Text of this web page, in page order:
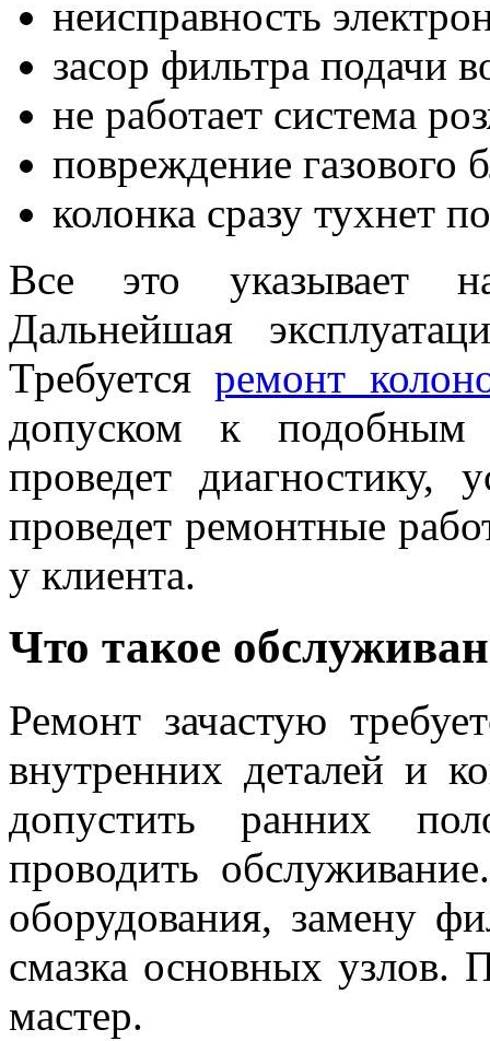
неисправность
засор фильтра подачи
не работает система
повреждение газового
колонка сразу тухнет
Все это указывает
Дальнейшая
Требуетсяремонт
допуском к
проведет диагностику,
проведет ремонтные
у клиента.
Что такое
Ремонт зачастую
внутренних деталей и
допустить ранних
проводить
оборудования, замену
смазка основных узлов.
мастер.